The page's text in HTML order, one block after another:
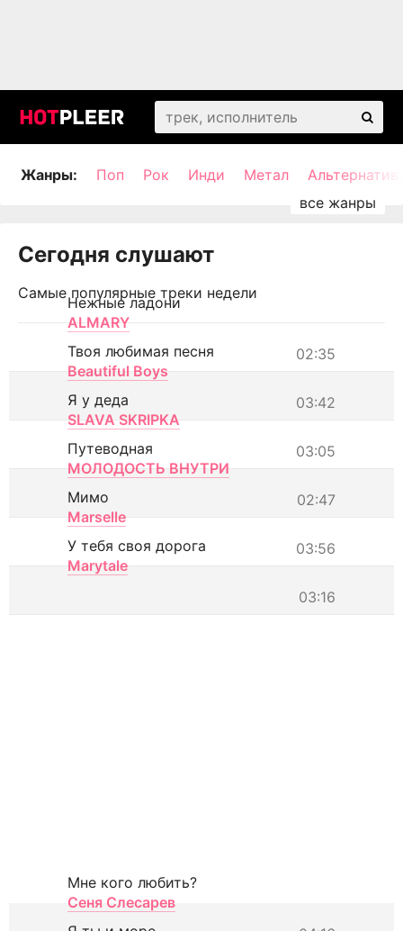
Жанры: Поп Рок Инди Метал
Сегодня слушают
Самые популярные треки недели
Нежные ладони
ALMARY
02:35
Твоя любимая песня
Beautiful Boys
03:42
Я у деда
SLAVA SKRIPKA
03:05
Путеводная
МОЛОДОСТЬ ВНУТРИ
02:47
Мимо
Marselle
03:56
У тебя своя дорога
Marytale
03:16
Мне кого любить?
Сеня Слесарев